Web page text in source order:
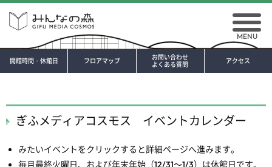
アクセス
開館時間・休館日 フロアマップ
お問い合わせ
よくある質問
MENU
ぎふメディアコスモス イベントカレンダー
みたいイベントをクリックすると詳細ページへ進みます。
毎月最終火曜日、および年末年始（12/31～1/3）は休館日です。